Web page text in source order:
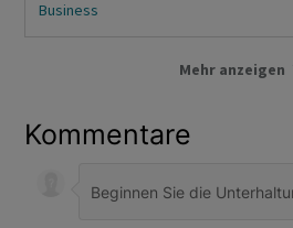
Business
Mehr anzeigen
Cos
Kommentare